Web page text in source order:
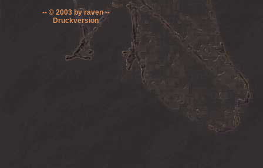
-- © 2003 by raven --
Druckversion